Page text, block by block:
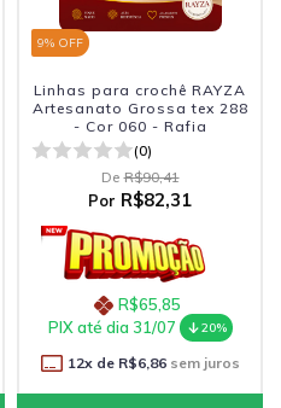
9% OFF
Linhas para crochê RAYZA
Artesanato Grossa tex 288
- Cor 060 - Rafia
(0)
De R$90,41
Por R$82,31
R$65,85
PIX até dia 31/07
20%
12x de R$6,86sem juros